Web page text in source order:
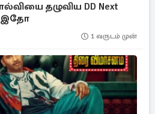
தழுவிய DD Next
இதோ
1 வருடம் முன்